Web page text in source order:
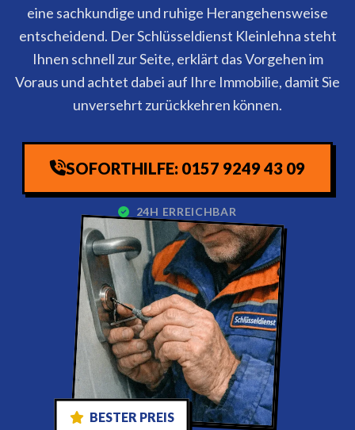
eine sachkundige und ruhige Herangehensweise
entscheidend. Der Schlüsseldienst Kleinlehna steht
Ihnen schnell zur Seite, erklärt das Vorgehen im
Voraus und achtet dabei auf Ihre Immobilie, damit Sie
unversehrt zurückkehren können.
SOFORTHILFE: 0157 9249 43 09
24H ERREICHBAR
BESTER PREIS